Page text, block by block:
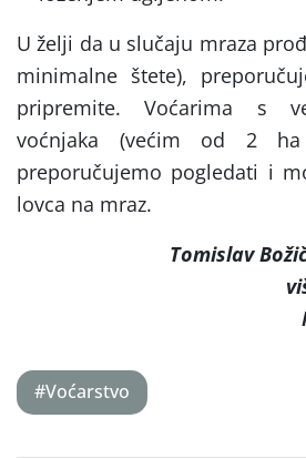
U želji da u slučaju mraza
minimalne štete),
pripremite. Voćarima s
voćnjaka (većim od 2
preporučujemo pogledati i
lovca na mraz.
Tomislav
#Voćarstvo